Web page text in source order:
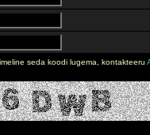
seda koodi lugema, kontakteeru